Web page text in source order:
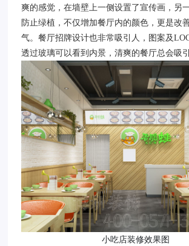
爽的感觉，在墙壁上一侧设置了宣传画，另
防止绿植，不仅增加餐厅内的颜色，更是改
气。餐厅招牌设计也非常吸引人，图案及
透过玻璃可以看到内景，清爽的餐厅总会吸引
小吃店装修效果图